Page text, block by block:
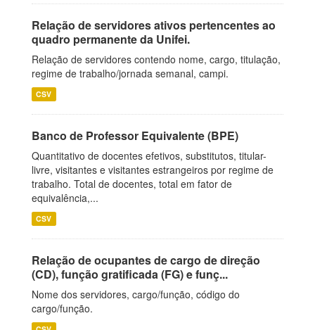
Relação de servidores ativos pertencentes ao
quadro permanente da Unifei.
Relação de servidores contendo nome, cargo, titulação,
regime de trabalho/jornada semanal, campi.
CSV
Banco de Professor Equivalente (BPE)
Quantitativo de docentes efetivos, substitutos, titular-
livre, visitantes e visitantes estrangeiros por regime de
trabalho. Total de docentes, total em fator de
equivalência,...
CSV
Relação de ocupantes de cargo de direção
(CD), função gratificada (FG) e funç...
Nome dos servidores, cargo/função, código do
cargo/função.